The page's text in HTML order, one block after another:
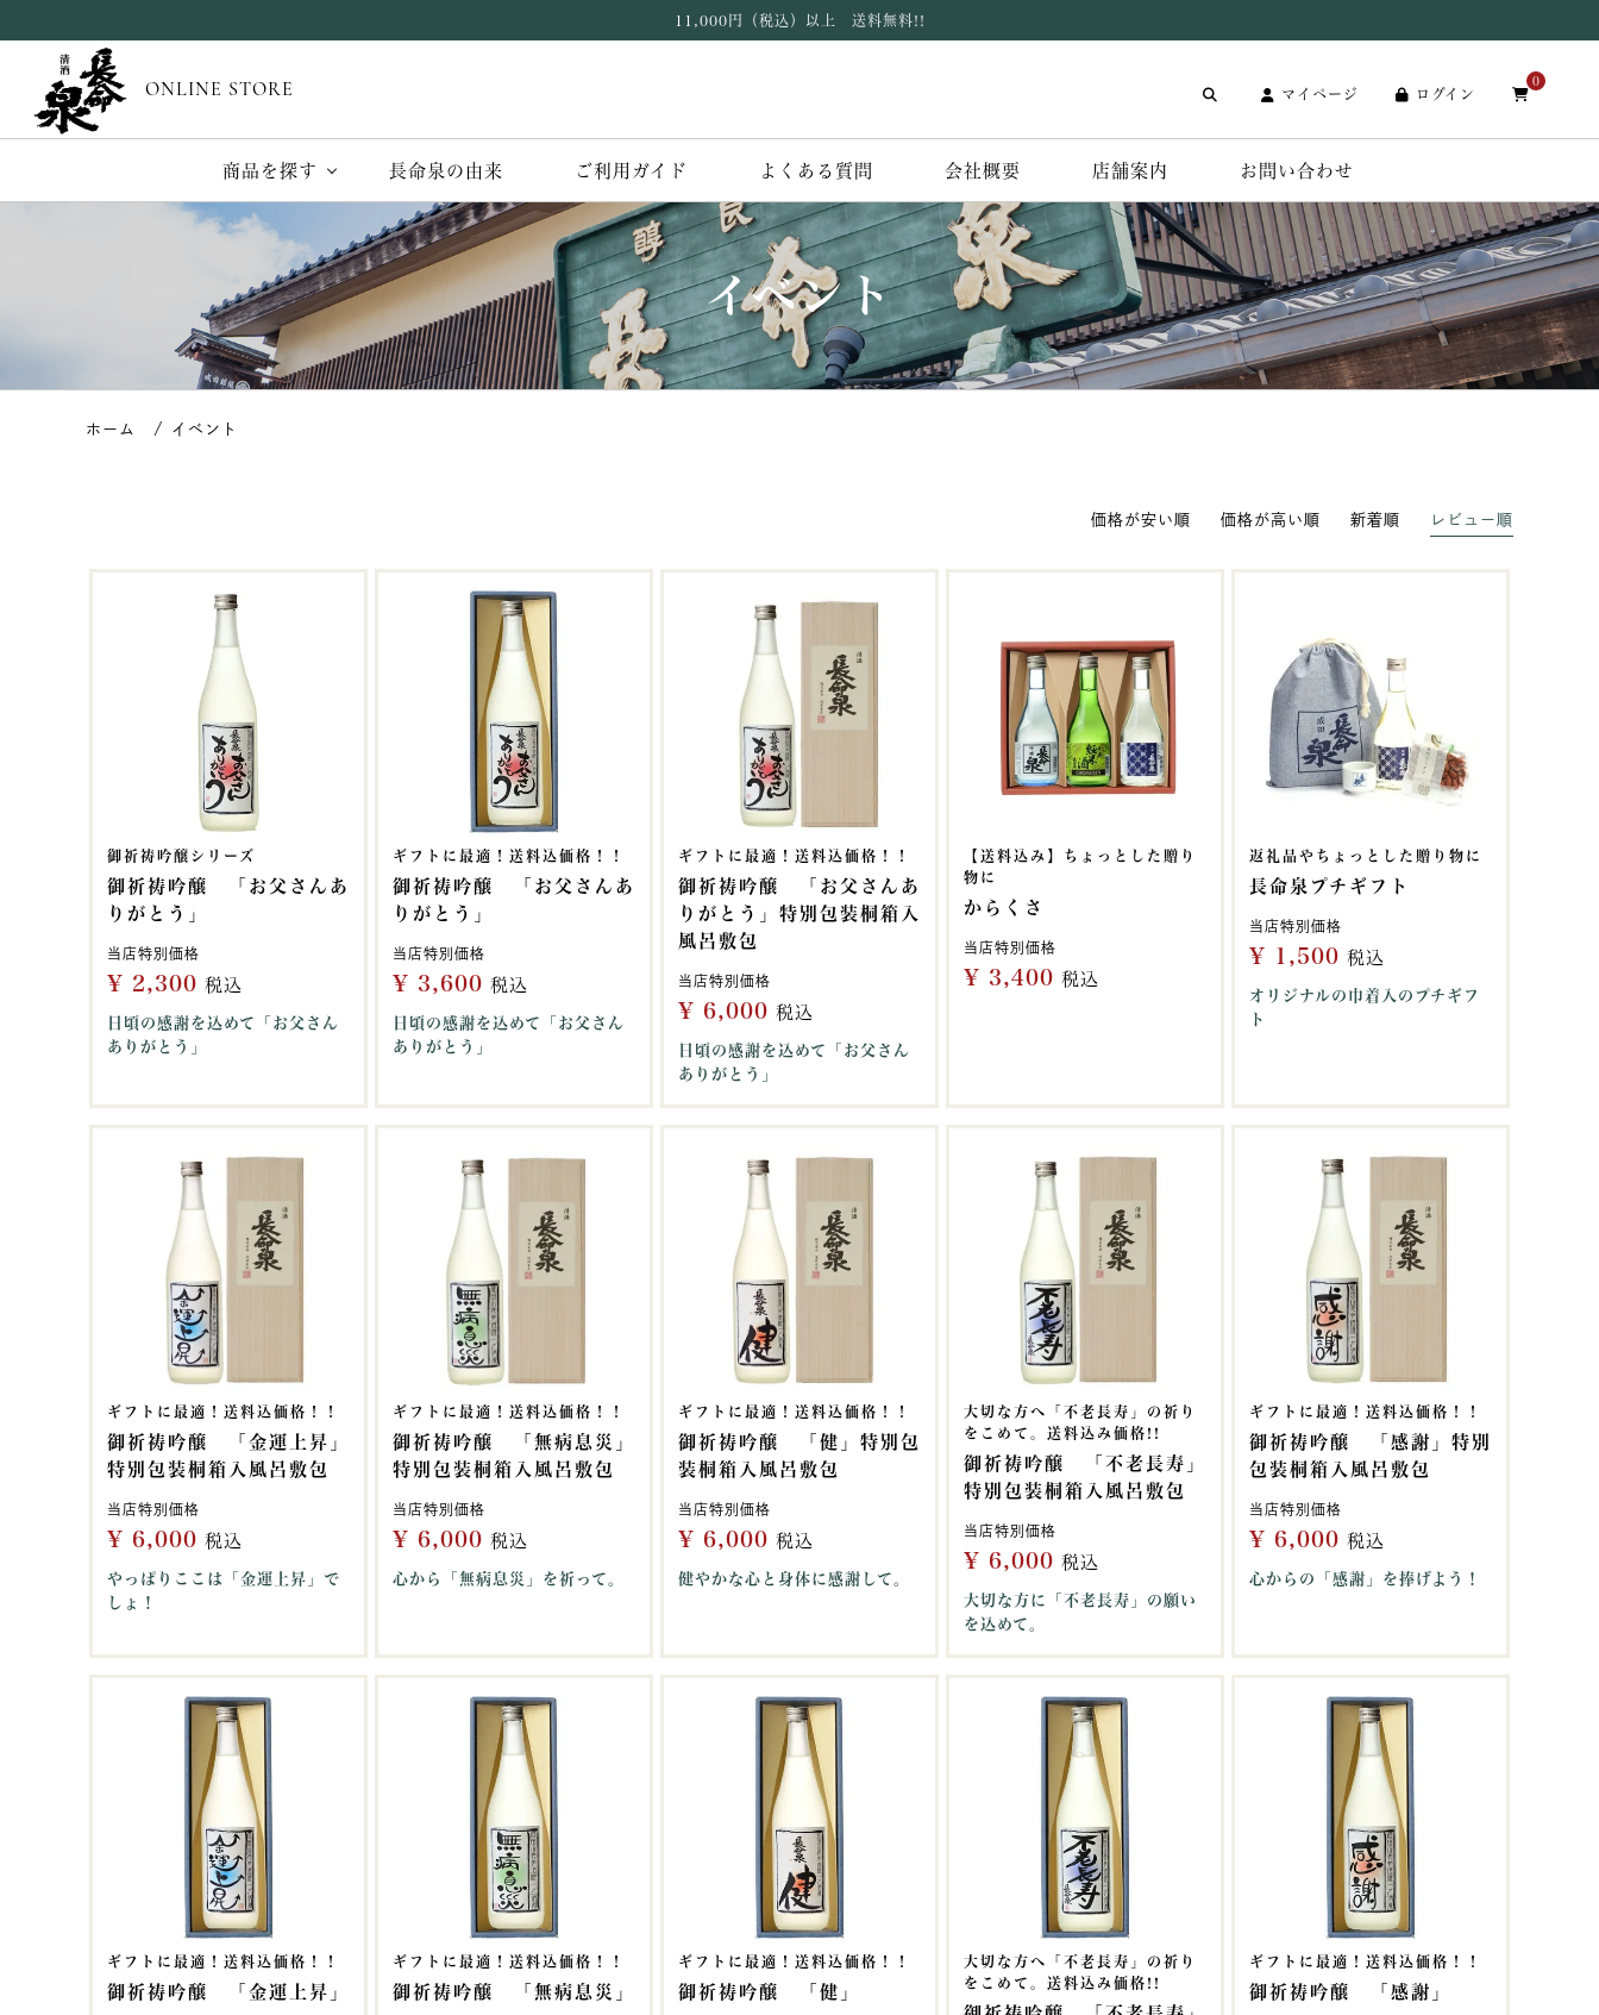
11,000円（税込）以上 送料無料!!
ONLINE STORE マイページ ログイン
0
商品を探す 長命泉の由来 ご利用ガイド よくある質問 会社概要 店舗案内 お問い合わせ
イベント
イベント
価格が安い順 価格が高い順 新着順 レビュー順
御祈祷吟醸シリーズ
御祈祷吟醸 「お父さんあ
りがとう」
当店特別価格
¥ 2,300 税込
日頃の感謝を込めて「お父さん
ありがとう」
ギフトに最適！送料込価格！！
御祈祷吟醸 「お父さんあ
りがとう」
当店特別価格
¥ 3,600 税込
日頃の感謝を込めて「お父さん
ありがとう」
ギフトに最適！送料込価格！！
御祈祷吟醸 「お父さんあ
りがとう」特別包装桐箱入
風呂敷包
当店特別価格
¥ 6,000 税込
日頃の感謝を込めて「お父さん
ありがとう」
【送料込み】ちょっとした贈り
物に
からくさ
当店特別価格
¥ 3,400 税込
返礼品やちょっとした贈り物に
長命泉プチギフト
当店特別価格
¥ 1,500 税込
オリジナルの巾着入のプチギフ
ト
ギフトに最適！送料込価格！！
御祈祷吟醸 「金運上昇」
特別包装桐箱入風呂敷包
当店特別価格
¥ 6,000 税込
やっぱりここは「金運上昇」で
しょ！
ギフトに最適！送料込価格！！
御祈祷吟醸 「無病息災」
特別包装桐箱入風呂敷包
当店特別価格
¥ 6,000 税込
心から「無病息災」を祈って。
ギフトに最適！送料込価格！！
御祈祷吟醸 「健」特別包
装桐箱入風呂敷包
当店特別価格
¥ 6,000 税込
健やかな心と身体に感謝して。
大切な方へ「不老長寿」の祈り
をこめて。送料込み価格!!
御祈祷吟醸 「不老長寿」
特別包装桐箱入風呂敷包
当店特別価格
¥ 6,000 税込
大切な方に「不老長寿」の願い
を込めて。
ギフトに最適！送料込価格！！
御祈祷吟醸 「感謝」特別
包装桐箱入風呂敷包
当店特別価格
¥ 6,000 税込
心からの「感謝」を捧げよう！
ギフトに最適！送料込価格！！
御祈祷吟醸 「金運上昇」
ギフトに最適！送料込価格！！
御祈祷吟醸 「無病息災」
ギフトに最適！送料込価格！！
御祈祷吟醸 「健」
大切な方へ「不老長寿」の祈り
をこめて。送料込み価格!!
ギフトに最適！送料込価格！！
御祈祷吟醸 「感謝」